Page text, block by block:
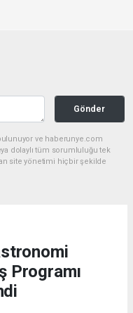
Gönder
ve haberunye.com
dolaylı tüm sorumluluğu tek
site yönetimi hiçbir şekilde
Programı